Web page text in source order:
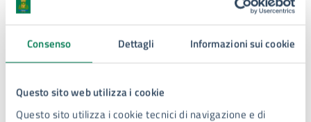
Consenso Dettagli Informazioni sui cookie
Questo sito web utilizza i cookie
Questo sito utilizza i cookie tecnici di navigazione e di
3476931619 - Servizi Culturali e Università
3440174837 - Biblioteca Grottasanta e Santa Lucia
Telefono:
Coronati
E-mail: politicheculturali@comune.siracusa.it